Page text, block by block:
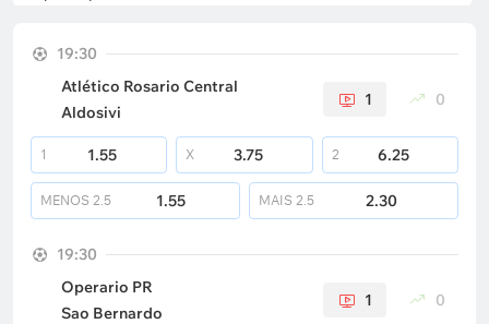
19:30
Atlético Rosario Central
Aldosivi
1 0
1 1.55 X 3.75 2 6.25
MENOS 2.5 1.55 MAIS 2.5 2.30
19:30
Operario PR
Sao Bernardo
1 0